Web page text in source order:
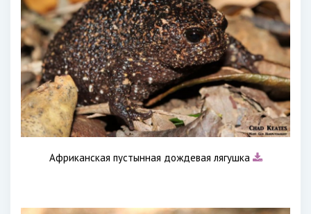
Африканская пустынная дождевая лягушка